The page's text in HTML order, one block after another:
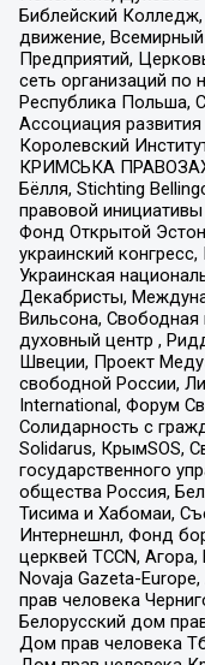
Библейский
движение, Всемирный
Предприятий,
сеть организаций
Республика
Ассоциация
Королевский
КРИМСЬКА
Бёлля, Stichting
правовой
Фонд Открытой
украинский
Украинская
Декабристы,
Вильсона, Свободная
духовный центр ,
Швеции, Проект
свободной России,
International, Форум
Солидарность с
Solidarus, КрымSOS,
государственного
общества Россия,
Тисима и Хабомаи,
Интернешнл, Фонд
церквей TCCN,
Novaja Gazeta-
прав человека
Белорусский дом
Дом прав человека